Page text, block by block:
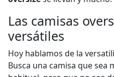
Las camisas
versátiles
Hoy hablamos de la
Busca una camisa que sea